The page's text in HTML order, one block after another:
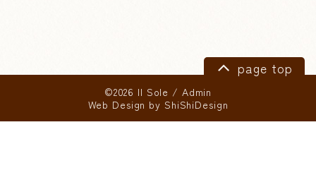
page top
©2026 Il Sole / Admin
Web Design by ShiShiDesign